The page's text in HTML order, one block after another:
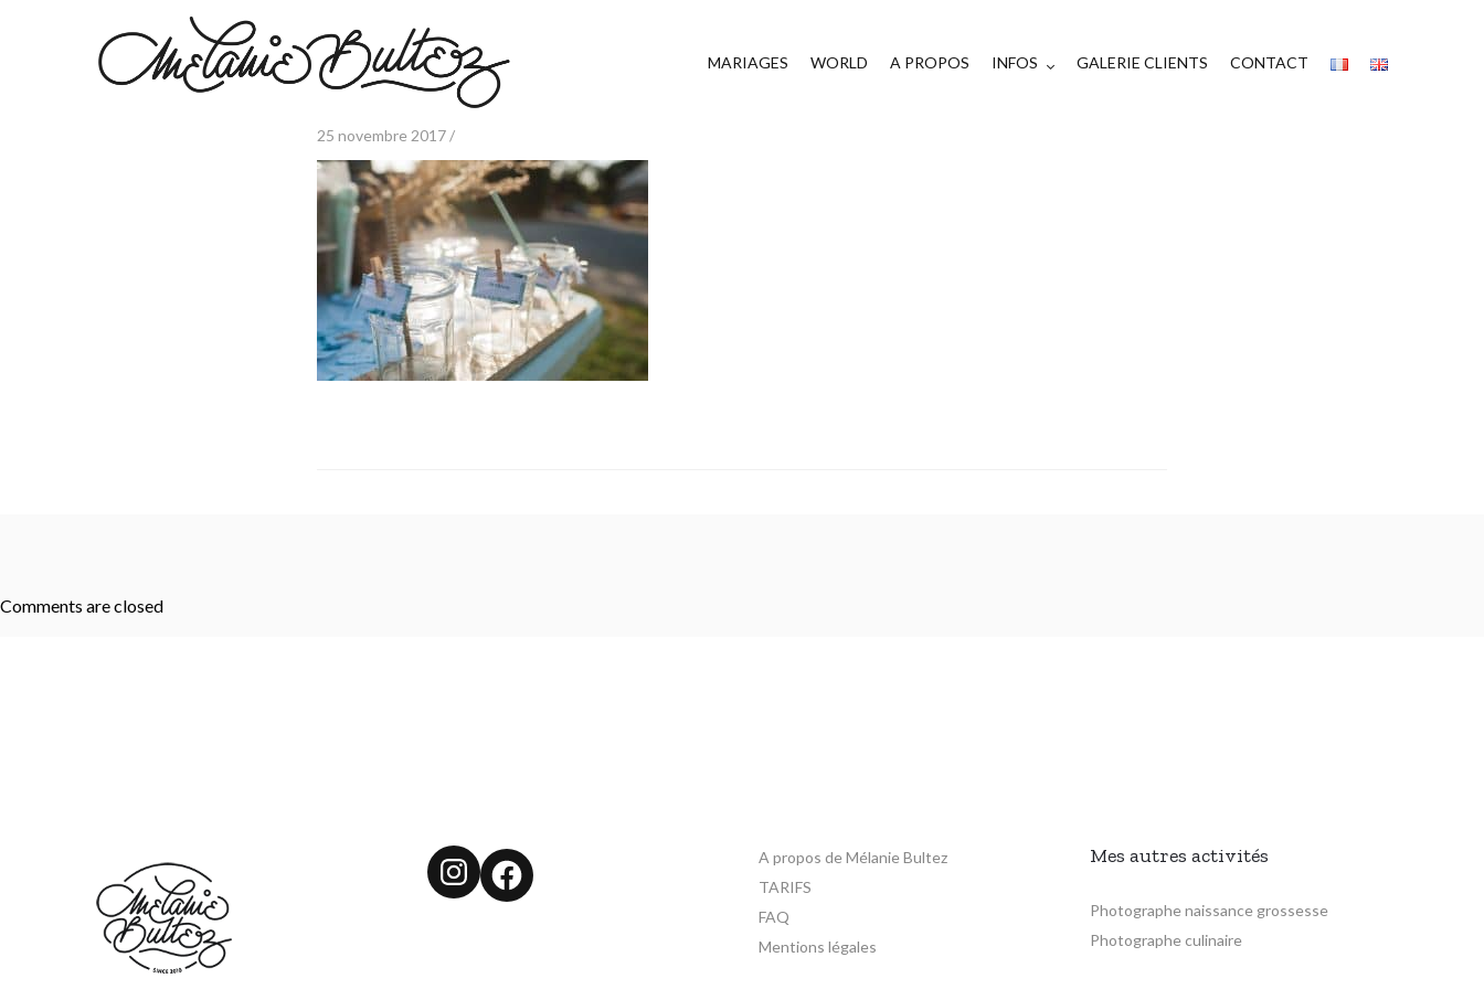
MARIAGES WORLD A PROPOS INFOS GALERIE CLIENTS CONTACT
25 novembre 2017 /
Comments are closed
Instagram
Facebook
A propos de Mélanie Bultez
TARIFS
FAQ
Mentions légales
Mes autres activités
Photographe naissance grossesse
Photographe culinaire